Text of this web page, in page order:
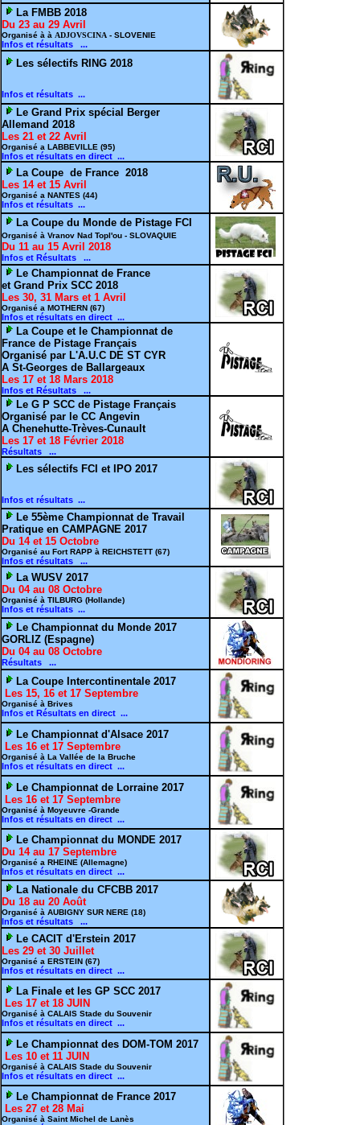
La FMBB 2018
Du 23 au 29 Avril
Organisé à à ADJOVSCINA - SLOVENIE
Infos et résultats ...
Les sélectifs RING 2018
Infos et résultats ...
Le Grand Prix spécial Berger
Allemand 2018
Les 21 et 22 Avril
Organisé a LABBEVILLE (95)
Infos et résultats en direct ...
La Coupe de France 2018
Les 14 et 15 Avril
Organisé a NANTES (44)
Infos et résultats ...
La Coupe du Monde de Pistage FCI
Organisé à Vranov Nad Topl'ou - SLOVAQUIE
Du 11 au 15 Avril 2018
Infos et Résultats ...
Le Championnat de France
et Grand Prix SCC 2018
Les 30, 31 Mars et 1 Avril
Organisé a MOTHERN (67)
Infos et résultats en direct ...
La Coupe et le Championnat de
France de Pistage Français
Organisé par L'A.U.C DE ST CYR
A St-Georges de Ballargeaux
Les 17 et 18 Mars 2018
Infos et Résultats ...
Le G P SCC de Pistage Français
Organisé par le CC Angevin
A Chenehutte-Trèves-Cunault
Les 17 et 18 Février 2018
Résultats ...
Les sélectifs FCI et IPO 2017
Infos et résultats ...
Le 55ème Championnat de Travail
Pratique en CAMPAGNE 2017
Du 14 et 15 Octobre
Organisé au Fort RAPP à REICHSTETT (67)
Infos et résultats ...
La WUSV 2017
Du 04 au 08 Octobre
Organisé à TILBURG (Hollande)
Infos et résultats ...
Le Championnat du Monde 2017
GORLIZ (Espagne)
Du 04 au 08 Octobre
Résultats ...
La Coupe Intercontinentale 2017
Les 15, 16 et 17 Septembre
Organisé à Brives
Infos et Résultats en direct ...
Le Championnat d'Alsace 2017
Les 16 et 17 Septembre
Organisé à La Vallée de la Bruche
Infos et résultats en direct ...
Le Championnat de Lorraine 2017
Les 16 et 17 Septembre
Organisé à Moyeuvre -Grande
Infos et résultats en direct ...
Le Championnat du MONDE 2017
Du 14 au 17 Septembre
Organisé a RHEINE (Allemagne)
Infos et résultats en direct ...
La Nationale du CFCBB 2017
Du 18 au 20 Août
Organisé à AUBIGNY SUR NERE (18)
Infos et résultats ...
Le CACIT d'Erstein 2017
Les 29 et 30 Juillet
Organisé a ERSTEIN (67)
Infos et résultats en direct ...
La Finale et les GP SCC 2017
Les 17 et 18 JUIN
Organisé à CALAIS Stade du Souvenir
Infos et résultats en direct ...
Le Championnat des DOM-TOM 2017
Les 10 et 11 JUIN
Organisé à CALAIS Stade du Souvenir
Infos et résultats en direct ...
Le Championnat de France 2017
Les 27 et 28 Mai
Organisé à Saint Michel de Lanès